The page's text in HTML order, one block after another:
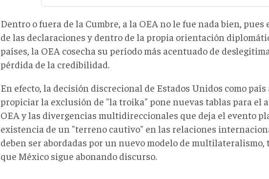
Dentro o fuera de la Cumbre, a la OEA no le fue nada bien,
de las declaraciones y dentro de la propia orientación
países, la OEA cosecha su período más acentuado de
pérdida de la credibilidad.
En efecto, la decisión discrecional de Estados Unidos como
propiciar la exclusión de "la troika" pone nuevas tablas para el
OEA y las divergencias multidireccionales que deja el evento
existencia de un "terreno cautivo" en las relaciones
deben ser abordadas por un nuevo modelo de multilateralismo,
que México sigue abonando discurso.